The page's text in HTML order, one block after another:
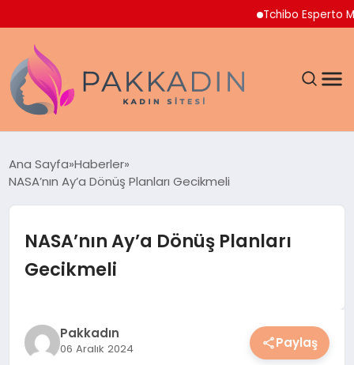
Tchibo Esperto Mini
SAĞLIK
MAGAZIN
YAŞAM
Ana Sayfa Haberler
NASA’nın Ay’a Dönüş Planları Gecikmeli
NASA’nın Ay’a Dönüş Planları
Gecikmeli
Pakkadın
06 Aralık 2024 Paylaş